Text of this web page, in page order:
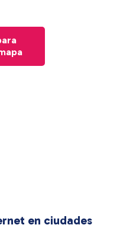
en ciudades